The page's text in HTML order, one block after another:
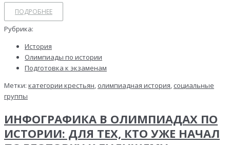
ПОДРОБНЕЕ
Рубрика:
История
Олимпиады по истории
Подготовка к экзаменам
Метки: категории крестьян, олимпиадная история, социальные
группы
ИНФОГРАФИКА В ОЛИМПИАДАХ ПО
ИСТОРИИ: ДЛЯ ТЕХ, КТО УЖЕ НАЧАЛ